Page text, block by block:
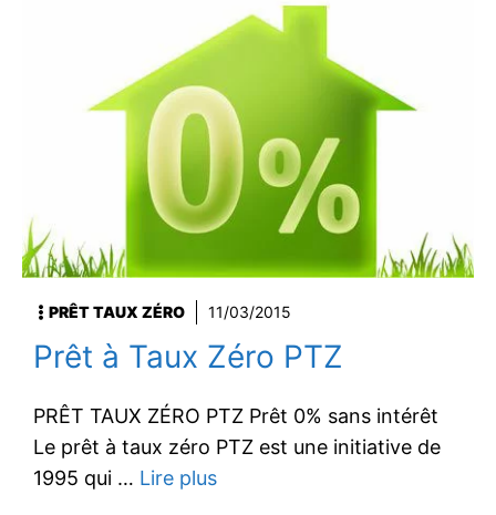
PRÊT TAUX ZÉRO 11/03/2015
Prêt à Taux Zéro PTZ
PRÊT TAUX ZÉRO PTZ Prêt 0% sans intérêt
Le prêt à taux zéro PTZ est une initiative de
1995 qui … Lire plus